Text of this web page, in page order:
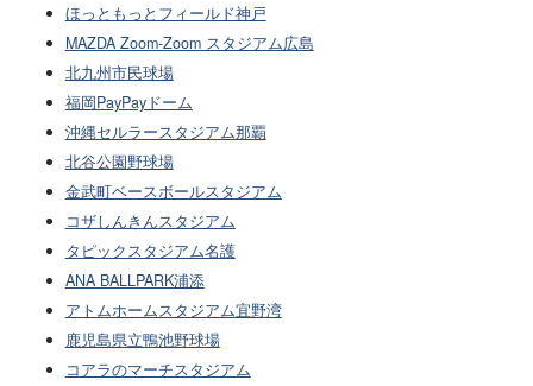
ほっともっとフィールド神戸
MAZDA Zoom-Zoom スタジアム広島
北九州市民球場
福岡PayPayドーム
沖縄セルラースタジアム那覇
北谷公園野球場
金武町ベースボールスタジアム
コザしんきんスタジアム
タピックスタジアム名護
ANA BALLPARK浦添
アトムホームスタジアム宜野湾
鹿児島県立鴨池野球場
コアラのマーチスタジアム